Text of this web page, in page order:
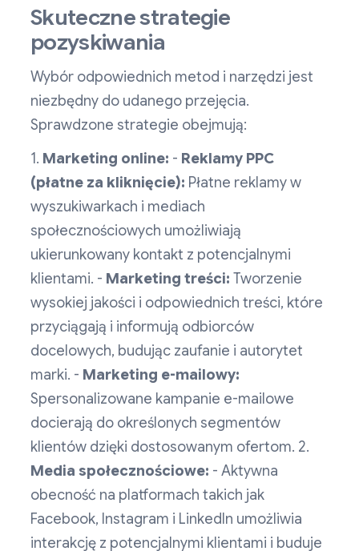
Skuteczne strategie
pozyskiwania
Wybór odpowiednich metod i narzędzi jest
niezbędny do udanego przejęcia.
Sprawdzone strategie obejmują:
1. Marketing online: - Reklamy PPC
(płatne za kliknięcie): Płatne reklamy w
wyszukiwarkach i mediach
społecznościowych umożliwiają
ukierunkowany kontakt z potencjalnymi
klientami. - Marketing treści: Tworzenie
wysokiej jakości i odpowiednich treści, które
przyciągają i informują odbiorców
docelowych, budując zaufanie i autorytet
marki. - Marketing e-mailowy:
Spersonalizowane kampanie e-mailowe
docierają do określonych segmentów
klientów dzięki dostosowanym ofertom. 2.
Media społecznościowe: - Aktywna
obecność na platformach takich jak
Facebook, Instagram i LinkedIn umożliwia
interakcję z potencjalnymi klientami i buduje